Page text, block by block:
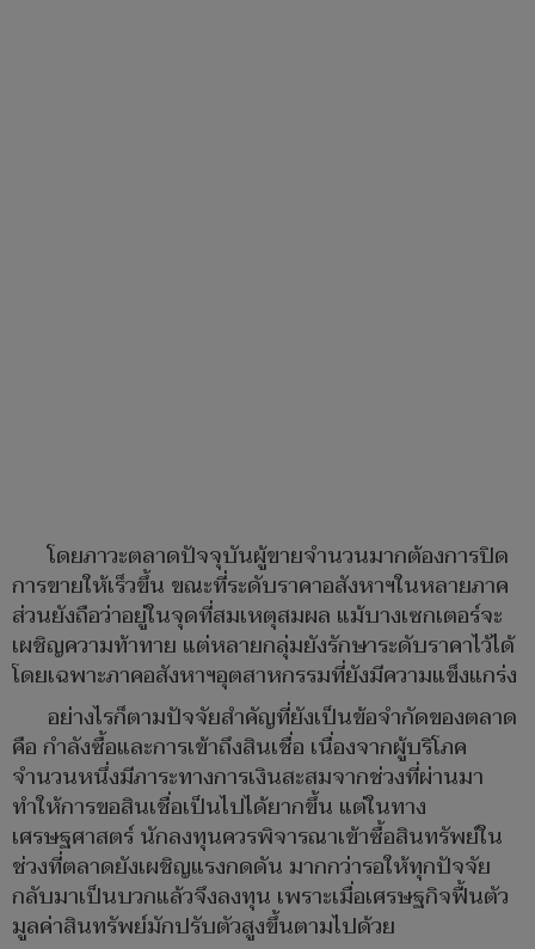
โดยภาวะตลาดปัจจุบันผู้ขายจำนวนมากต้องการปิด
การขายให้เร็วขึ้น ขณะที่ระดับราคาอสังหาฯในหลายภาค
ส่วนยังถือว่าอยู่ในจุดที่สมเหตุสมผล แม้บางเซกเตอร์จะ
เผชิญความท้าทาย แต่หลายกลุ่มยังรักษาระดับราคาไว้ได้
โดยเฉพาะภาคอสังหาฯอุตสาหกรรมที่ยังมีความแข็งแกร่ง
อย่างไรก็ตามปัจจัยสำคัญที่ยังเป็นข้อจำกัดของตลาด
คือ กำลังซื้อและการเข้าถึงสินเชื่อ เนื่องจากผู้บริโภค
จำนวนหนึ่งมีภาระทางการเงินสะสมจากช่วงที่ผ่านมา
ทำให้การขอสินเชื่อเป็นไปได้ยากขึ้น แต่ในทาง
เศรษฐศาสตร์ นักลงทุนควรพิจารณาเข้าซื้อสินทรัพย์ใน
ช่วงที่ตลาดยังเผชิญแรงกดดัน มากกว่ารอให้ทุกปัจจัย
กลับมาเป็นบวกแล้วจึงลงทุน เพราะเมื่อเศรษฐกิจฟื้นตัว
มูลค่าสินทรัพย์มักปรับตัวสูงขึ้นตามไปด้วย